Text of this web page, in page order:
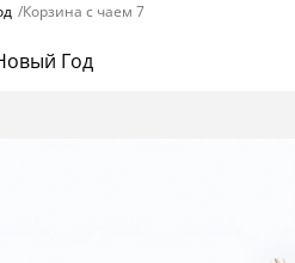
/Корзина с чаем 7
Год